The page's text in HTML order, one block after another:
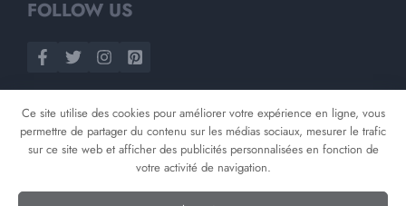
FOLLOW US
©2026Opnminded
Ce site utilise des cookies pour améliorer votre expérience en ligne, vous
permettre de partager du contenu sur les médias sociaux, mesurer le trafic
sur ce site web et afficher des publicités personnalisées en fonction de
votre activité de navigation.